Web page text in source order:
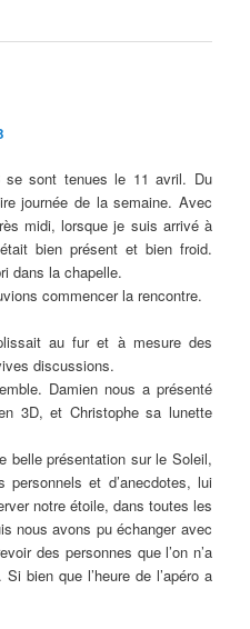
se sont tenues le 11 avril. Du
journée de la semaine. Avec
midi, lorsque je suis arrivé à
bien présent et bien froid.
dans la chapelle.
commencer la rencontre.
au fur et à mesure des
discussions.
Damien nous a présenté
3D, et Christophe sa lunette
belle présentation sur le Soleil,
personnels et d’anecdotes, lui
notre étoile, dans toutes les
nous avons pu échanger avec
des personnes que l’on n’a
bien que l’heure de l’apéro a